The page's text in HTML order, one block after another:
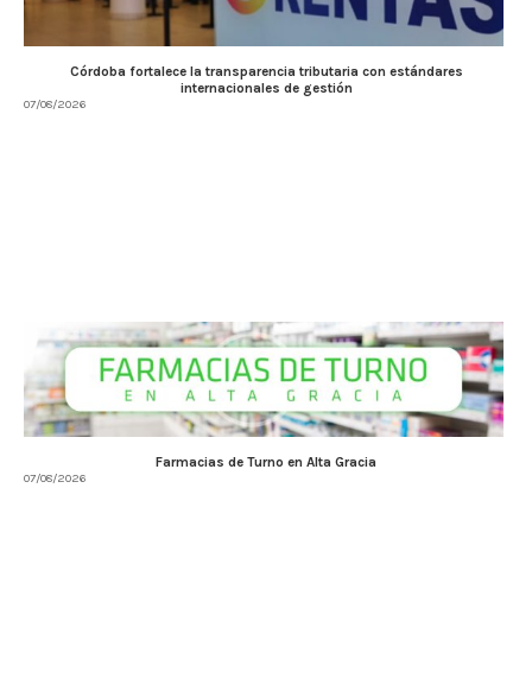
Córdoba fortalece la transparencia tributaria con estándares
internacionales de gestión
07/08/2026
Farmacias de Turno en Alta Gracia
07/08/2026